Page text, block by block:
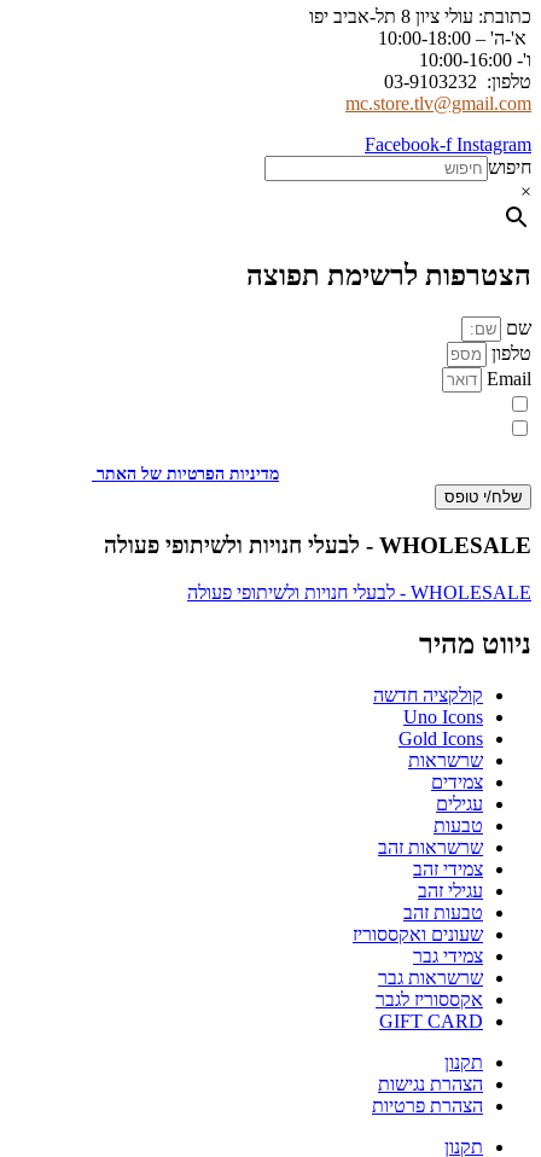
כתובת: עולי ציון 8 תל-אביב יפו
א'-ה' – 10:00-18:00
ו'- 10:00-16:00
טלפון: 03-9103232
mc.store.tlv@gmail.com
Facebook-f Instagram
חיפוש
×
הצטרפות לרשימת תפוצה
שם
טלפון
Email
מדיניות הפרטיות של האתר
שלח/י טופס
WHOLESALE - לבעלי חנויות ולשיתופי פעולה
WHOLESALE - לבעלי חנויות ולשיתופי פעולה
ניווט מהיר
קולקציה חדשה
Uno Icons
Gold Icons
שרשראות
צמידים
עגילים
טבעות
שרשראות זהב
צמידי זהב
עגילי זהב
טבעות זהב
שעונים ואקססוריז
צמידי גבר
שרשראות גבר
אקססוריז לגבר
GIFT CARD
תקנון
הצהרת נגישות
הצהרת פרטיות
תקנון